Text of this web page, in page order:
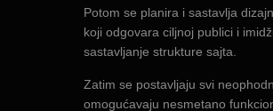
Potom se planira i sastavlja
koji odgovara ciljnoj publici i
sastavljanje strukture sajta.
Zatim se postavljaju svi
omogućavaju nesmetano